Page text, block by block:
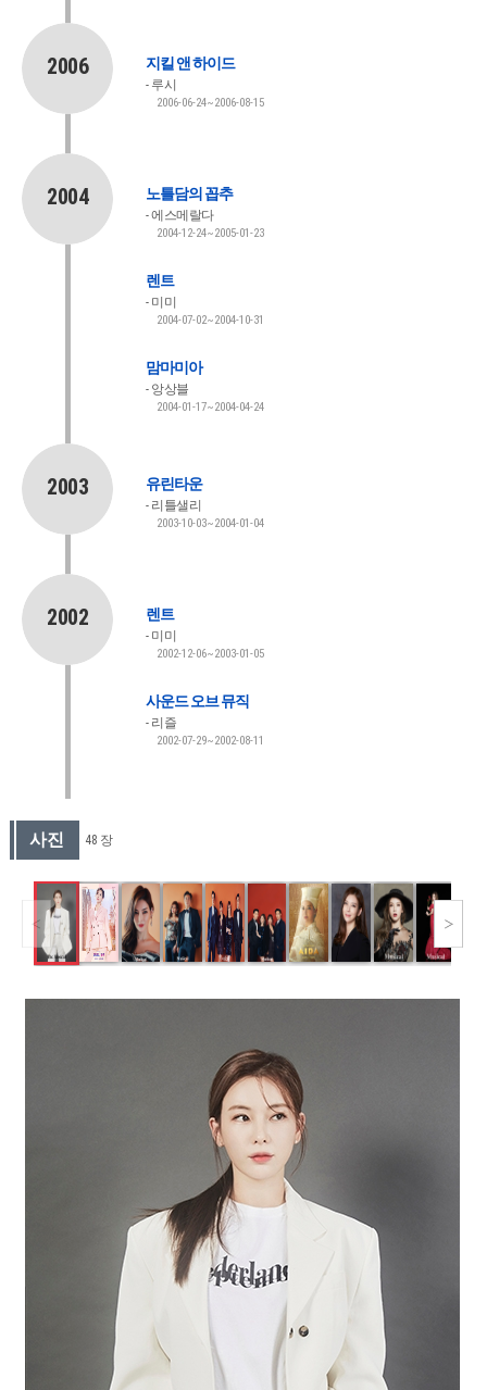
2006 지킬 앤 하이드
루시
2006-06-24~2006-08-15
2004 노틀담의 꼽추
에스메랄다
2004-12-24~2005-01-23
렌트
미미
2004-07-02~2004-10-31
맘마미아
앙상블
2004-01-17~2004-04-24
2003 유린타운
리틀샐리
2003-10-03~2004-01-04
2002 렌트
미미
2002-12-06~2003-01-05
사운드 오브 뮤직
리즐
2002-07-29~2002-08-11
사진 48 장